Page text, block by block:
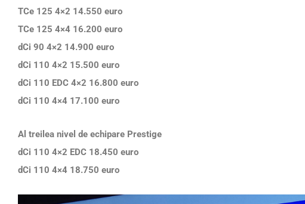
TCe 125 4×2 14.550 euro
TCe 125 4×4 16.200 euro
dCi 90 4×2 14.900 euro
dCi 110 4×2 15.500 euro
dCi 110 EDC 4×2 16.800 euro
dCi 110 4×4 17.100 euro
Al treilea nivel de echipare Prestige
dCi 110 4×2 EDC 18.450 euro
dCi 110 4×4 18.750 euro